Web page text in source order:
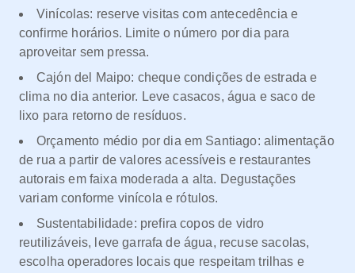
Vinícolas: reserve visitas com antecedência e
confirme horários. Limite o número por dia para
aproveitar sem pressa.
Cajón del Maipo: cheque condições de estrada e
clima no dia anterior. Leve casacos, água e saco de
lixo para retorno de resíduos.
Orçamento médio por dia em Santiago: alimentação
de rua a partir de valores acessíveis e restaurantes
autorais em faixa moderada a alta. Degustações
variam conforme vinícola e rótulos.
Sustentabilidade: prefira copos de vidro
reutilizáveis, leve garrafa de água, recuse sacolas,
escolha operadores locais que respeitam trilhas e